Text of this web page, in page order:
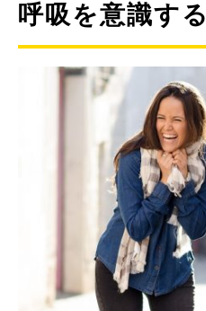
呼吸を意識する